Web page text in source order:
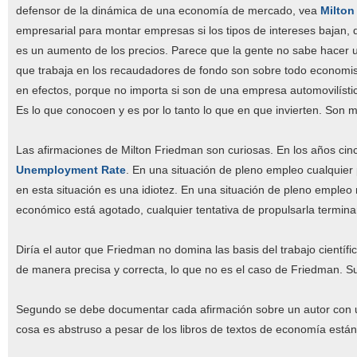
defensor de la dinámica de una economía de mercado, vea Milton
empresarial para montar empresas si los tipos de intereses
es un aumento de los precios. Parece que la gente no sabe
que trabaja en los recaudadores de fondo son sobre todo
en efectos, porque no importa si son de una empresa
Es lo que conocoen y es por lo tanto lo que en que invierten. Son
Las afirmaciones de Milton Friedman son curiosas. En los años
Unemployment Rate. En una situación de pleno empleo
en esta situación es una idiotez. En una situación de pleno
económico está agotado, cualquier tentativa de propulsarla
Diría el autor que Friedman no domina las basis del trabajo
de manera precisa y correcta, lo que no es el caso de Friedman.
Segundo se debe documentar cada afirmación sobre un autor
cosa es abstruso a pesar de los libros de textos de economía